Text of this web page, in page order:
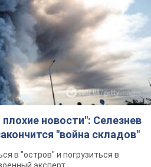
новости": Селезнев
"война складов"
в "остров" и погрузиться в